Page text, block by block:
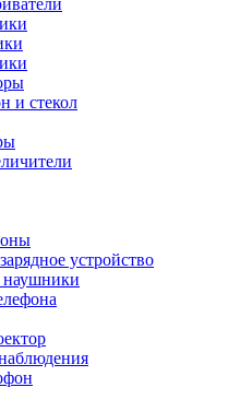
и стекол
устройство
наушники